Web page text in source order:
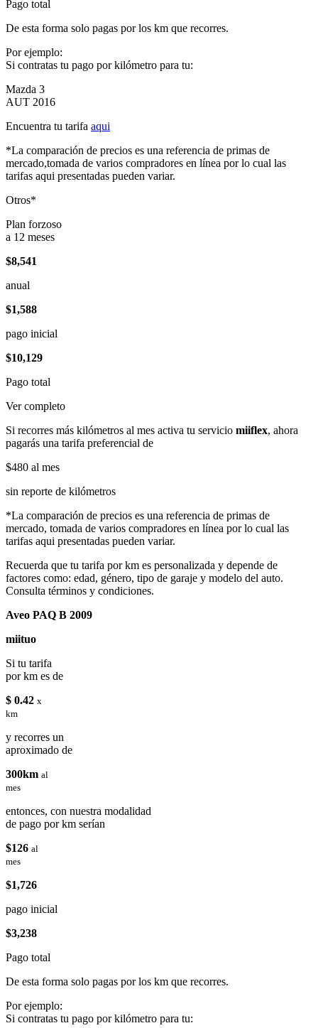
Pago total
De esta forma solo pagas por los km que recorres.
Por ejemplo:
Si contratas tu pago por kilómetro para tu:
Mazda 3
AUT 2016
Encuentra tu tarifa aqui
*La comparación de precios es una referencia de primas de
mercado,tomada de varios compradores en línea por lo cual las
tarifas aqui presentadas pueden variar.
Otros*
Plan forzoso
a 12 meses
$8,541
anual
$1,588
pago inicial
$10,129
Pago total
Ver completo
Si recorres más kilómetros al mes activa tu servicio miiflex, ahora
pagarás una tarifa preferencial de
$480 al mes
sin reporte de kilómetros
*La comparación de precios es una referencia de primas de
mercado, tomada de varios compradores en línea por lo cual las
tarifas aqui presentadas pueden variar.
Recuerda que tu tarifa por km es personalizada y depende de
factores como: edad, género, tipo de garaje y modelo del auto.
Consulta términos y condiciones.
Aveo PAQ B 2009
miituo
Si tu tarifa
por km es de
$ 0.42 x
km
y recorres un
aproximado de
300km al
mes
entonces, con nuestra modalidad
de pago por km serían
$126 al
mes
$1,726
pago inicial
$3,238
Pago total
De esta forma solo pagas por los km que recorres.
Por ejemplo:
Si contratas tu pago por kilómetro para tu: